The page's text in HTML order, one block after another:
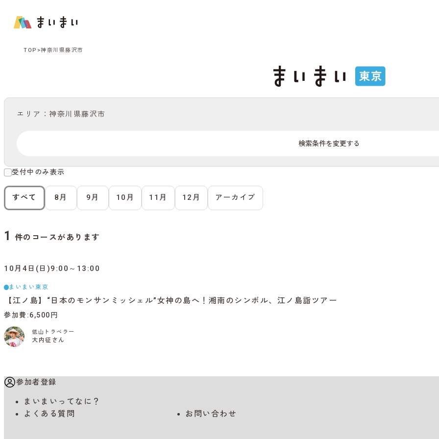
TOP 神奈川県藤沢市
エリア：神奈川県藤沢市
検索条件を変更する
受付中のみ表示
すべて 8月 9月 10月 11月 12月 アーカイブ
1 件のコースがあります
10月4日(日)9:00～13:00
まいまい東京
【江ノ島】“日本のモンサンミッシェル”女神の島へ！湘南のシンボル、江ノ島詣ツアー
参加費 6,500円
低山トラベラー
大内征さん
参加者登録
まいまいってなに？
よくある質問
お問い合わせ